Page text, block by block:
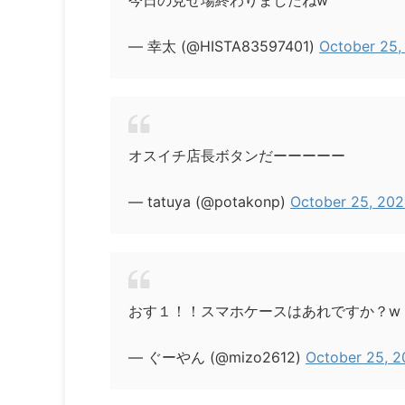
— 幸太 (@HISTA83597401) October
オスイチ店長ボタンだーーーーー
— tatuya (@potakonp) October 25,
おす１！！スマホケースはあれですか？w
— ぐーやん (@mizo2612) October 25,